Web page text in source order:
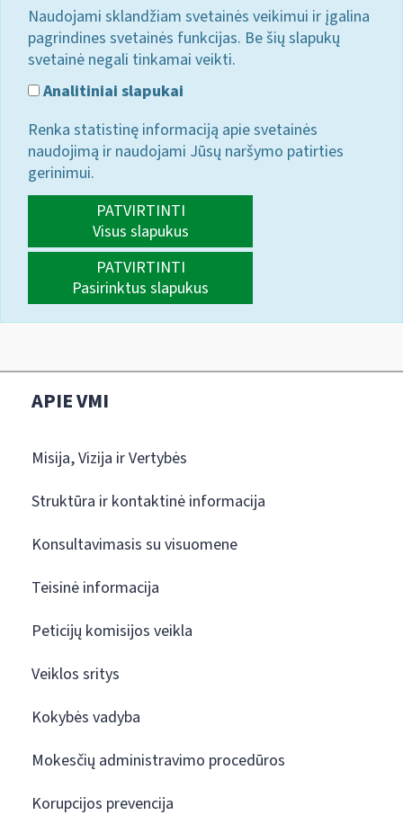
Naudojami sklandžiam svetainės veikimui ir įgalina
pagrindines svetainės funkcijas. Be šių slapukų
svetainė negali tinkamai veikti.
Analitiniai slapukai
Renka statistinę informaciją apie svetainės
naudojimą ir naudojami Jūsų naršymo patirties
gerinimui.
PATVIRTINTI
Visus slapukus
PATVIRTINTI
Pasirinktus slapukus
APIE VMI
Misija, Vizija ir Vertybės
Struktūra ir kontaktinė informacija
Konsultavimasis su visuomene
Teisinė informacija
Peticijų komisijos veikla
Veiklos sritys
Kokybės vadyba
Mokesčių administravimo procedūros
Korupcijos prevencija